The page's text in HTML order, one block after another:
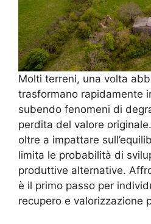
Molti terreni, una volta
trasformano rapidamente
subendo fenomeni di
perdita del valore
oltre a impattare
limita le probabilità di
produttive alternative.
è il primo passo per
recupero e valorizzazione